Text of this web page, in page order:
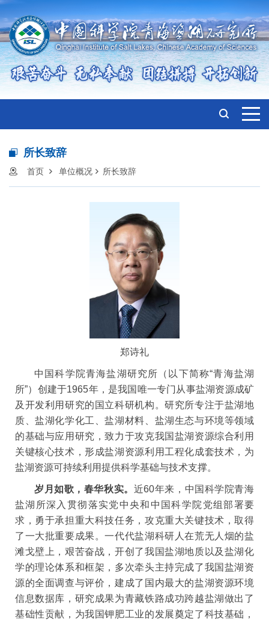
所长致辞
首页 单位概况 所长致辞
郑诗礼
中国科学院青海盐湖研究所（以下简称“青海盐湖
所”）创建于1965年，是我国唯一专门从事盐湖资源成矿
及开发利用研究的国立科研机构。研究所专注于盐湖地
质、盐湖化学化工、盐湖材料、盐湖生态与环境等领域
的基础与应用研究，致力于攻克我国盐湖资源综合利用
关键核心技术，形成盐湖资源利用工程化成套技术，为
盐湖资源可持续利用提供科学基础与技术支撑。
岁月如歌，春华秋实。 近60年来，中国科学院青海
盐湖所深入贯彻落实党中央和中国科学院党组部署要
求，勇于承担重大科技任务，攻克重大关键技术，取得
了一大批重要成果。一代代盐湖科研人在荒无人烟的盐
滩戈壁上，艰苦奋战，开创了我国盐湖地质以及盐湖化
学的理论体系和框架，多次牵头主持完成了我国盐湖资
源的全面调查与评价，建成了国内最大的盐湖资源环境
信息数据库，研究成果为青藏铁路成功跨越盐湖做出了
基础性贡献，为我国钾肥工业的发展奠定了科技基础，